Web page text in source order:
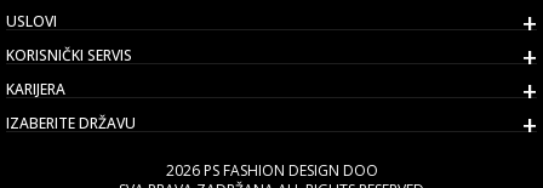
USLOVI
KORISNIČKI SERVIS
KARIJERA
IZABERITE DRŽAVU
2026 PS FASHION DESIGN DOO